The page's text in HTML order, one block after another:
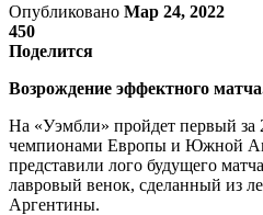
Опубликовано Мар 24, 2022
450
Поделится
Возрождение эффектного
На «Уэмбли» пройдет первый за
чемпионами Европы и Южной
представили лого будущего
лавровый венок, сделанный из
Аргентины.